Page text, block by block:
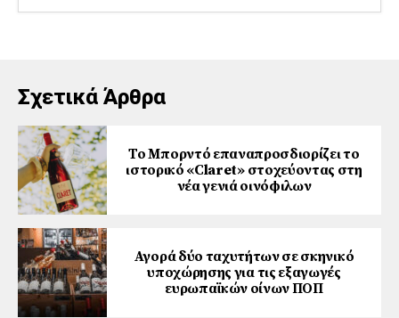
Σχετικά Άρθρα
Το Μπορντό επαναπροσδιορίζει το
ιστορικό «Claret» στοχεύοντας στη
νέα γενιά οινόφιλων
Αγορά δύο ταχυτήτων σε σκηνικό
υποχώρησης για τις εξαγωγές
ευρωπαϊκών οίνων ΠΟΠ